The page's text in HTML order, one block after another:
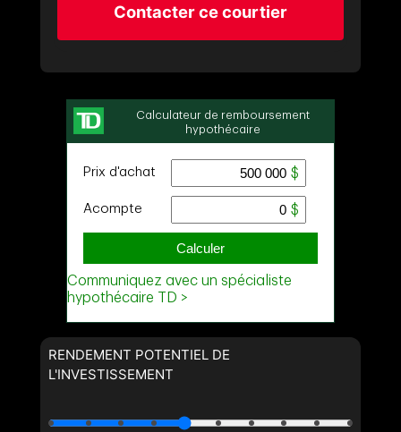
Contacter ce courtier
RENDEMENT POTENTIEL DE
L'INVESTISSEMENT